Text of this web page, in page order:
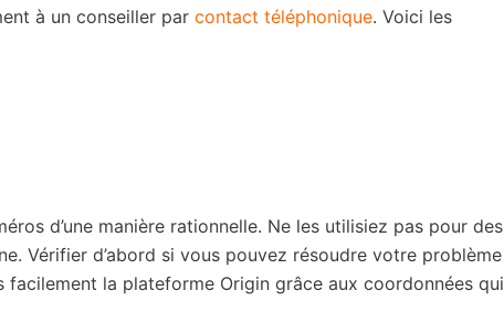
à un conseiller par contact téléphonique. Voici les
d’une manière rationnelle. Ne les utilisiez pas pour des
Vérifier d’abord si vous pouvez résoudre votre problème
la plateforme Origin grâce aux coordonnées qui